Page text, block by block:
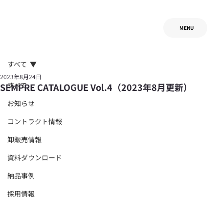
MENU
すべて
お知らせ
コントラクト情報
卸販売情報
資料ダウンロード
納品事例
採用情報
すべて
SEMPRE CATALOGUE Vol.4（2023年8月更新）
2023年8月24日